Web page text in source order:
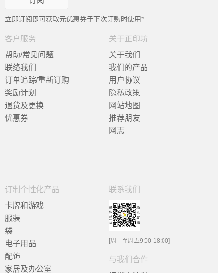
立即订阅即可获取元优惠券于下次订购时使用*
客户服务
帮助/常见问题
联络我们
订单追踪/重新订购
奖励计划
退货及更换
优惠券
关于正印坊
关于我们
我们的产品
用户协议
隐私政策
网站地图
推荐朋友
网志
订制个性化产品
卡牌和游戏
服装
袋
电子用品
配饰
家居及办公室
联系我们
[周一至周五9:00-18:00]
与我们合作